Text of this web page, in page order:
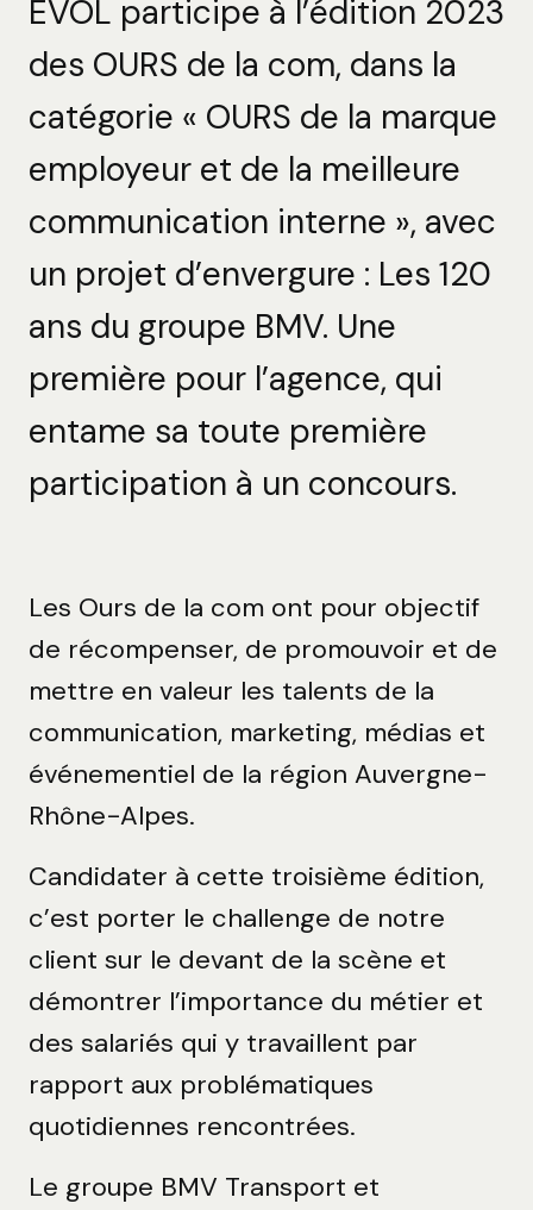
EVOL participe à l’édition 2023
des OURS de la com, dans la
catégorie « OURS de la marque
employeur et de la meilleure
communication interne », avec
un projet d’envergure : Les 120
ans du groupe BMV. Une
première pour l’agence, qui
entame sa toute première
participation à un concours.
Les Ours de la com ont pour objectif
de récompenser, de promouvoir et de
mettre en valeur les talents de la
communication, marketing, médias et
événementiel de la région Auvergne-
Rhône-Alpes.
Candidater à cette troisième édition,
c’est porter le challenge de notre
client sur le devant de la scène et
démontrer l’importance du métier et
des salariés qui y travaillent par
rapport aux problématiques
quotidiennes rencontrées.
Le groupe BMV Transport et